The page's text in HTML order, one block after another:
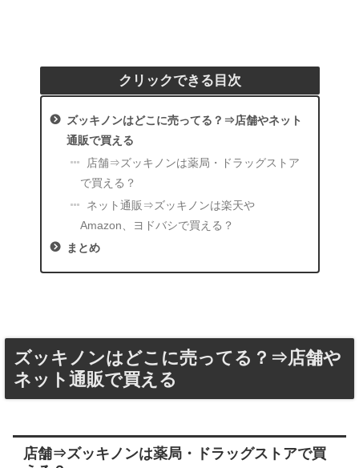
クリックできる目次
ズッキノンはどこに売ってる？⇒店舗やネット
通販で買える
店舗⇒ズッキノンは薬局・ドラッグストア
で買える？
ネット通販⇒ズッキノンは楽天や
Amazon、ヨドバシで買える？
まとめ
ズッキノンはどこに売ってる？⇒店舗や
ネット通販で買える
店舗⇒ズッキノンは薬局・ドラッグストアで買